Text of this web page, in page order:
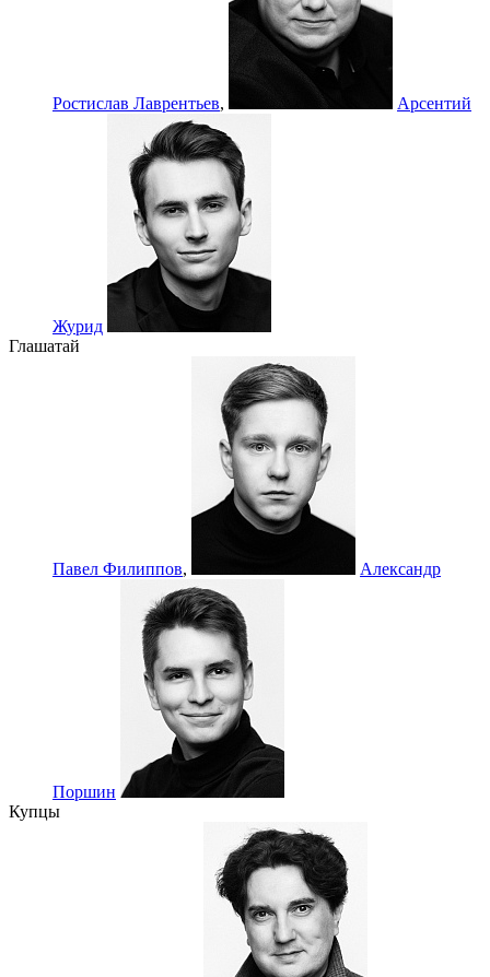
Ростислав Лаврентьев, Арсентий
Журид
Глашатай
Павел Филиппов, Александр
Поршин
Купцы